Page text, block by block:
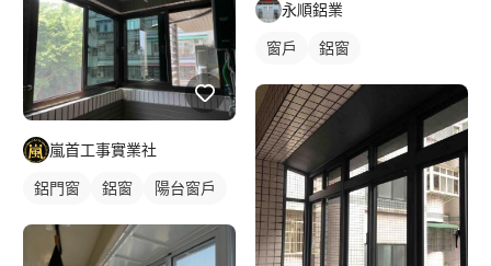
嵐首工事實業社
鋁門窗 鋁窗 陽台窗戶
永順鋁業
窗戶 鋁窗